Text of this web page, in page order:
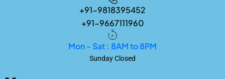
+91-9818395452
+91-9667111960
Mon - Sat : 8AM to 8PM
Sunday Closed